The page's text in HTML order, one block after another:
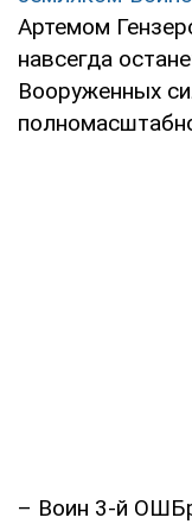
Артемом
навсегда
Вооруженных
– Воин 3-й